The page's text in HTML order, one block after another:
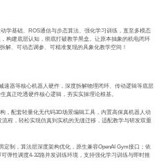
学基础、ROS通信与步态算法、强化学习训练，直至多模态
建底层认知，彻底打破教学黑盒。让原本抽象的机电闭环
解、可动态调参、可精准复现的具象化教学空间！
速器等核心机器人硬件，深度拆解物理闭环、传动逻辑等底层
真正吃透硬件核心逻辑，夯实实操理论根基。
，配套轻量化无代码3D场景编辑工具，内置高保真机器人动
程，轻松实现仿真到实机的无缝迁移，适配教学与研发双重
制，算法层深度架构优化，原生兼容OpenAI Gym接口；依
弹性调度4-32路并发训练环境，支持强化学习训练与即时推